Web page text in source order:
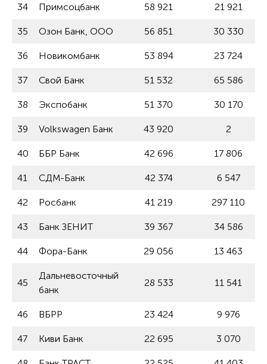
34 Примсоцбанк 58 921 21 921
35 Озон Банк, ООО 56 851 30 330
36 Новикомбанк 53 894 23 724
37 Свой Банк 51 532 65 586
38 Экспобанк 51 370 30 170
39 Volkswagen Банк 43 920 2
40 ББР Банк 42 696 17 806
41 СДМ-Банк 42 374 6 547
42 Росбанк 41 219 297 110
43 Банк ЗЕНИТ 39 367 34 586
44 Фора-Банк 29 056 13 463
45
Дальневосточный
банк
28 533 11 541
46 ВБРР 23 424 9 976
47 Киви Банк 22 695 3 070